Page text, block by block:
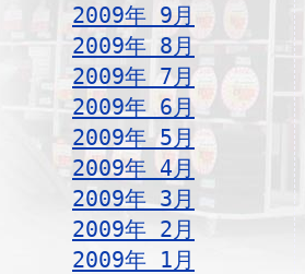
2009年 9月
2009年 8月
2009年 7月
2009年 6月
2009年 5月
2009年 4月
2009年 3月
2009年 2月
2009年 1月